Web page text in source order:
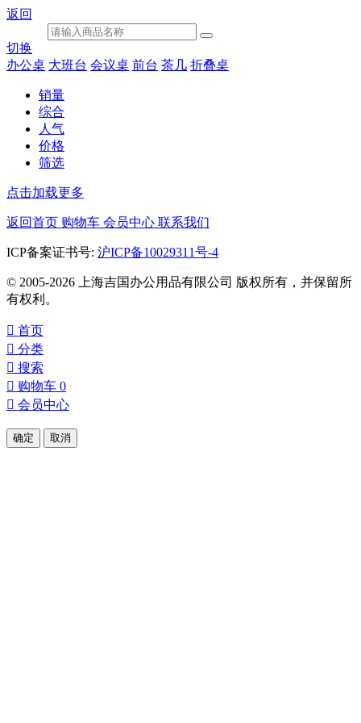
返回
切换
办公桌 大班台 会议桌 前台 茶几 折叠桌
销量
综合
人气
价格
筛选
点击加载更多
返回首页 购物车 会员中心 联系我们
ICP备案证书号: 沪ICP备10029311号-4
© 2005-2026 上海吉国办公用品有限公司 版权所有，并保留所
有权利。
 首页
 分类
 搜索
 购物车 0
 会员中心
确定 取消